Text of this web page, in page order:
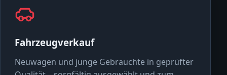
Fahrzeugverkauf
Neuwagen und junge Gebrauchte in geprüfter